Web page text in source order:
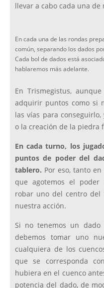
llevar a cabo cada una
En cada una de las rondas
común, separando los dados
Cada bol de dados está
hablaremos más adelante.
En Trismegistus,
adquirir puntos como si
las vías para
o la creación de la piedra
En cada turno, los
puntos de poder del
tablero. Por eso, tanto
que agotemos el poder
robar uno del centro del
nuestra acción.
Si no tenemos un dado
debemos tomar uno
cualquiera de los
que se corresponda
hubiera en el cuenco
potencia del dado, de